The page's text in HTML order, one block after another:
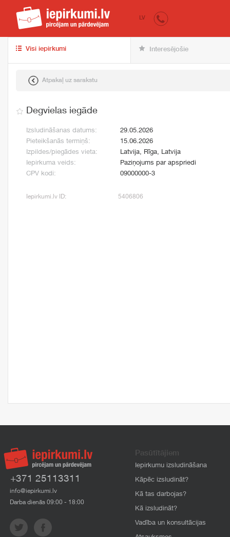
iepirkumi.lv
LV
Visi iepirkumi Interesējošie
Atpakaļ uz sarakstu
Degvielas iegāde
Izsludināšanas datums:
29.05.2026
Pieteikšanās termiņš:
15.06.2026
Izpildes/piegādes vieta:
Latvija, Rīga, Latvija
Iepirkuma veids:
Paziņojums par apspriedi
CPV kodi:
09000000-3
Iepirkumi.lv ID: 5406806
+371 25113311
info@iepirkumi.lv
Darba dienās 09:00 - 18:00
Pasūtītājiem
Iepirkumu izsludināšana
Kāpēc izsludināt?
Kā tas darbojas?
Kā izsludināt?
Vadība un konsultācijas